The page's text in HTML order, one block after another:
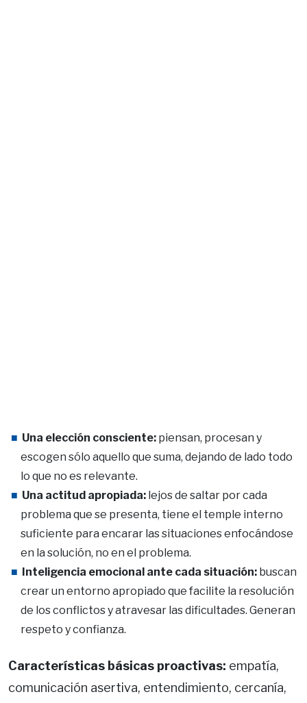
Una elección consciente: piensan, procesan y
escogen sólo aquello que suma, dejando de lado todo
lo que no es relevante.
Una actitud apropiada:lejos de saltar por cada
problema que se presenta, tiene el temple interno
suficiente para encarar las situaciones enfocándose
en la solución, no en el problema.
Inteligencia emocional ante cada situación:buscan
crear un entorno apropiado que facilite la resolución
de los conflictos y atravesar las dificultades. Generan
respeto y confianza.
Características básicas proactivas: empatía,
comunicación asertiva, entendimiento, cercanía,